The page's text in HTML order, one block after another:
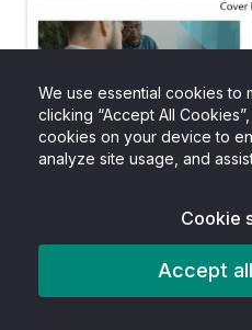
We use essential cookies to
clicking “Accept All
cookies on your device to
analyze site usage, and
Cookie
Accept